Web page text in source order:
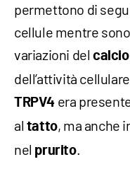
permettono di
cellule mentre
variazioni del calcio
dell’attività
TRPV4 era
al tatto, ma anche
nel prurito.